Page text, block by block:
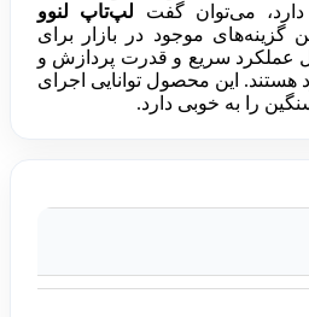
می‌توان گفت لپ‌تاپ لنوو
گزینه‌های موجود در بازار برای
عملکرد سریع و قدرت پردازش و
هستند. این محصول توانایی اجرای
را به خوبی دارد.